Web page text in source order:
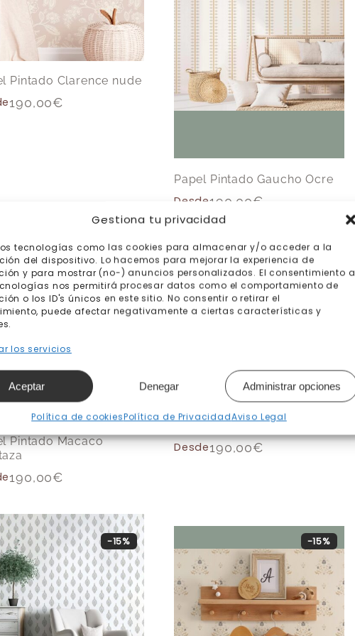
Gestiona tu privacidad
tecnologías como las cookies para almacenar y/o acceder a la
del dispositivo. Lo hacemos para mejorar la experiencia de
y para mostrar (no-) anuncios personalizados. El consentimiento a
nos permitirá procesar datos como el comportamiento de
o los ID's únicos en este sitio. No consentir o retirar el
puede afectar negativamente a ciertas características y
los servicios
Aceptar Denegar Administrar opciones
Política de cookiesPolítica de PrivacidadAviso Legal
Pintado Clarence nude
190,00€
Papel Pintado Gaucho Ocre
Desde190,00€
Pintado Macaco
190,00€
-15%
Papel Pintado Tallos verde
Desde190,00€
-15%
-15% -15%